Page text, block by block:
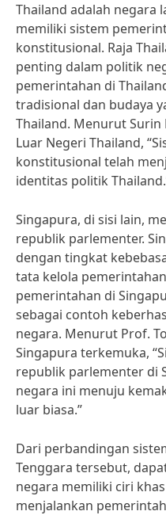
Thailand adalah negara
memiliki sistem
konstitusional. Raja
penting dalam politik
pemerintahan di
tradisional dan budaya
Thailand. Menurut
Luar Negeri Thailand,
konstitusional telah
identitas politik
Singapura, di sisi lain,
republik parlementer.
dengan tingkat
tata kelola
pemerintahan di
sebagai contoh
negara. Menurut Prof.
Singapura terkemuka,
republik parlementer di
negara ini menuju
luar biasa.”
Dari perbandingan
Tenggara tersebut,
negara memiliki ciri
menjalankan